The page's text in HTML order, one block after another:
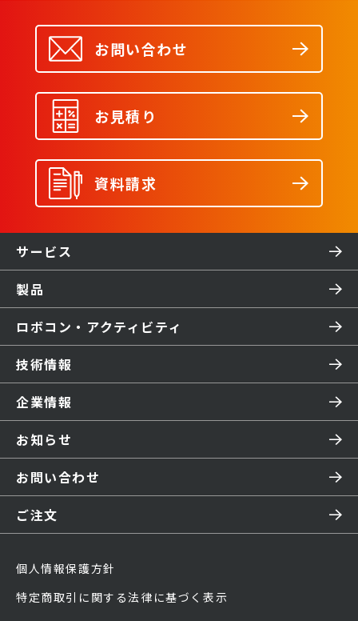
お問い合わせ
お見積り
資料請求
サービス
製品
ロボコン・アクティビティ
技術情報
企業情報
お知らせ
お問い合わせ
ご注文
個人情報保護方針
特定商取引に関する法律に基づく表示